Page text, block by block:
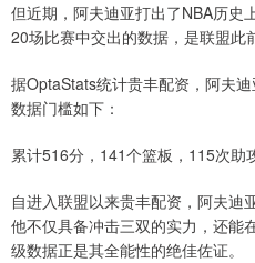
但近期，阿夫迪亚打出了NBA历
20场比赛中交出的数据，是联盟此
据OptaStats统计贵丰配资，阿夫
数据门槛如下：
累计516分，141个篮板，115次助
自进入联盟以来贵丰配资，阿夫迪
他不仅具备冲击三双的实力，还能
级数据正是其全能性的绝佳佐证。